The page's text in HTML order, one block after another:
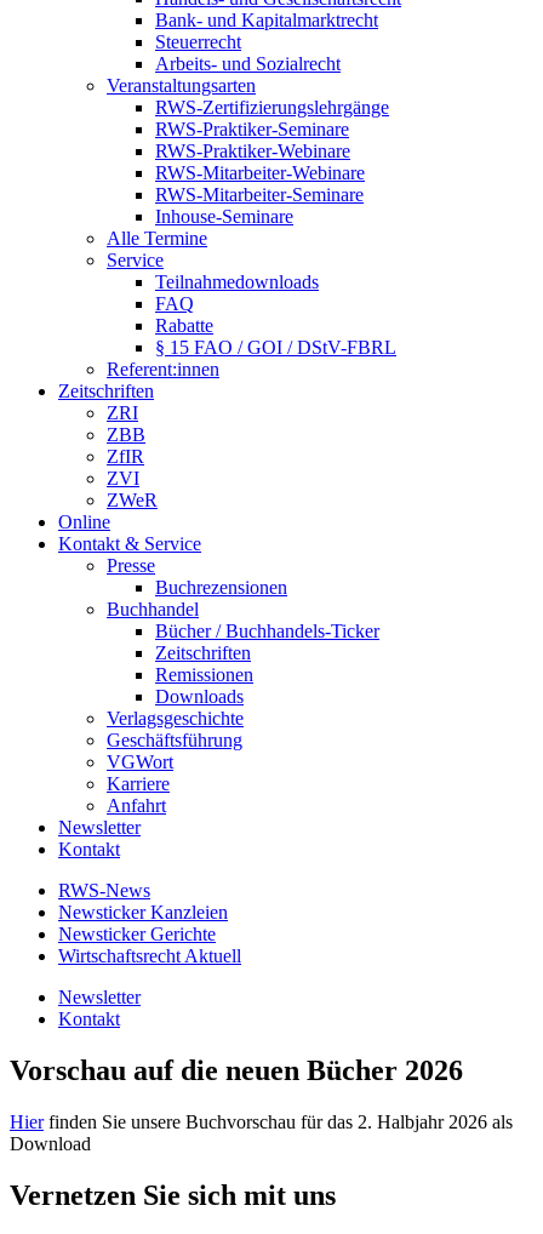
Bank- und Kapitalmarktrecht
Steuerrecht
Arbeits- und Sozialrecht
Veranstaltungsarten
RWS-Zertifizierungslehrgänge
RWS-Praktiker-Seminare
RWS-Praktiker-Webinare
RWS-Mitarbeiter-Webinare
RWS-Mitarbeiter-Seminare
Inhouse-Seminare
Alle Termine
Service
Teilnahmedownloads
FAQ
Rabatte
§ 15 FAO / GOI / DStV-FBRL
Referent:innen
Zeitschriften
ZRI
ZBB
ZfIR
ZVI
ZWeR
Online
Kontakt & Service
Presse
Buchrezensionen
Buchhandel
Bücher / Buchhandels-Ticker
Zeitschriften
Remissionen
Downloads
Verlagsgeschichte
Geschäftsführung
VGWort
Karriere
Anfahrt
Newsletter
Kontakt
RWS-News
Newsticker Kanzleien
Newsticker Gerichte
Wirtschaftsrecht Aktuell
Newsletter
Kontakt
Vorschau auf die neuen Bücher 2026
Hierfinden Sie unsere Buchvorschau für das 2. Halbjahr 2026 als
Download
Vernetzen Sie sich mit uns